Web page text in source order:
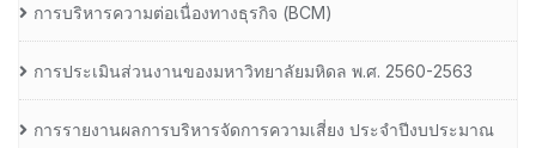
การบริหารความต่อเนื่องทางธุรกิจ (BCM)
การประเมินส่วนงานของมหาวิทยาลัยมหิดล พ.ศ. 2560-2563
การรายงานผลการบริหารจัดการความเสี่ยง ประจำปีงบประมาณ